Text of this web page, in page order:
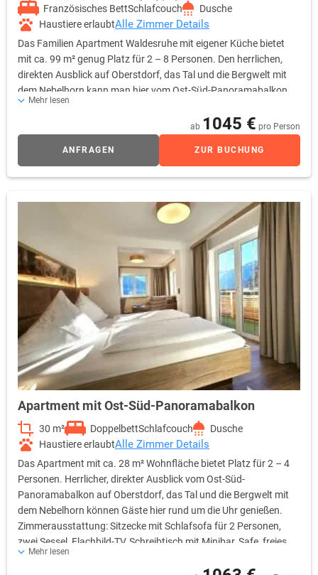
Französisches BettSchlafcouch
Dusche
Haustiere erlaubtAlle Zimmer Details
Das Familien Apartment Waldesruhe mit eigener Küche bietet
mit ca. 99 m² genug Platz für 2 – 8 Personen. Den herrlichen,
direkten Ausblick auf Oberstdorf, das Tal und die Bergwelt mit
dem Nebelhorn kann man hier vom Ost-Süd-Panoramabalkon
aus genießen. Zimmerausstattung: Drei separate Schlafzimmer
für je 2 Personen, zwei Flachbild TVs, Wohnzimmer mit
Schalfsofa für 2 Personen, Sessel, Schreibtisch, separate, gut
ausgestattete Küche mit Essbereich, Safe, freies Wifi,
Durchwahltelefon, Kofferablage, Bad mit Badewanne & Dusche,
Mehr lesen
ab 1045 € pro Person
ANFRAGEN ZUR BUCHUNG
Apartment mit Ost-Süd-Panoramabalkon
30 m² DoppelbettSchlafcouch
Dusche
Haustiere erlaubtAlle Zimmer Details
Das Apartment mit ca. 28 m² Wohnfläche bietet Platz für 2 – 4
Personen. Herrlicher, direkter Ausblick vom Ost-Süd-
Panoramabalkon auf Oberstdorf, das Tal und die Bergwelt mit
dem Nebelhorn können Gäste hier rund um die Uhr genießen.
Zimmerausstattung: Sitzecke mit Schlafsofa für 2 Personen,
zwei Sessel, Flachbild-TV, Schreibtisch mit Minibar, Safe, freies
Wifi, Durchwahltelefon, Kofferablage, Bad mit Dusche, WC, Fön,
Mehr lesen